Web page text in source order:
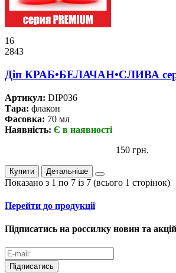
16
2843
Дiп КРАБ•БЕЛАЧАН•СЛИВА
Артикул: DIP036
Тара: флакон
Фасовка: 70 мл
Наявність: Є в наявності
150 грн.
Купити Детальніше
Показано з 1 по 7 із 7 (всього 1 сторінок)
Перейти до продукції
Підписатись на россилку новин та акцій
Підписатись